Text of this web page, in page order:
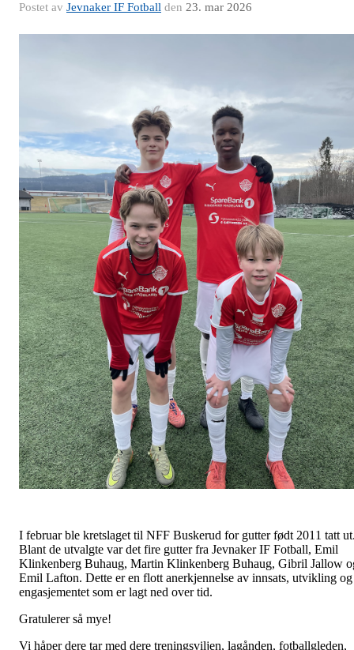
Postet av Jevnaker IF Fotball den 23. mar 2026
I februar ble kretslaget til NFF Buskerud for gutter født 2011 tatt
Blant de utvalgte var det fire gutter fra Jevnaker IF Fotball, Emil
Klinkenberg Buhaug, Martin Klinkenberg Buhaug, Gibril Jallow
Emil Lafton. Dette er en flott anerkjennelse av innsats, utvikling og
engasjementet som er lagt ned over tid.
Gratulerer så mye!
Vi håper dere tar med dere treningsviljen, lagånden, fotballgleden,